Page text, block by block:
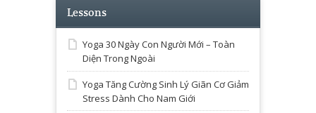
Lessons
Yoga 30 Ngày Con Người Mới – Toàn
Diện Trong Ngoài
Yoga Tăng Cường Sinh Lý Giãn Cơ Giảm
Stress Dành Cho Nam Giới